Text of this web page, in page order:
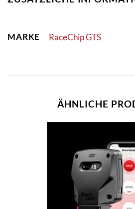
MARKE RaceChip GTS
ÄHNLICHE